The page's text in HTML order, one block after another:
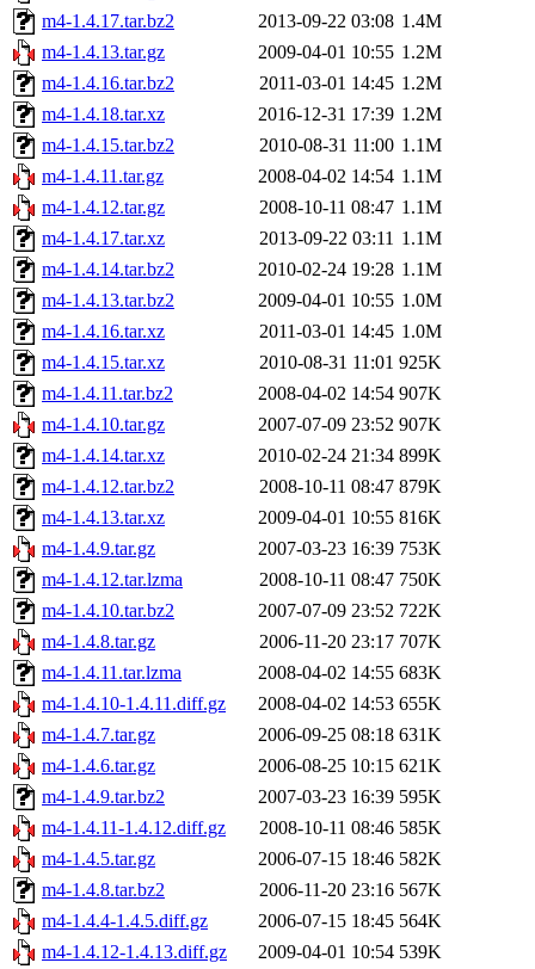
m4-1.4.17.tar.bz2
2013-09-22 03:08 1.4M
m4-1.4.13.tar.gz
2009-04-01 10:55 1.2M
m4-1.4.16.tar.bz2
2011-03-01 14:45 1.2M
m4-1.4.18.tar.xz
2016-12-31 17:39 1.2M
m4-1.4.15.tar.bz2
2010-08-31 11:00 1.1M
m4-1.4.11.tar.gz
2008-04-02 14:54 1.1M
m4-1.4.12.tar.gz
2008-10-11 08:47 1.1M
m4-1.4.17.tar.xz
2013-09-22 03:11 1.1M
m4-1.4.14.tar.bz2
2010-02-24 19:28 1.1M
m4-1.4.13.tar.bz2
2009-04-01 10:55 1.0M
m4-1.4.16.tar.xz
2011-03-01 14:45 1.0M
m4-1.4.15.tar.xz
2010-08-31 11:01 925K
m4-1.4.11.tar.bz2
2008-04-02 14:54 907K
m4-1.4.10.tar.gz
2007-07-09 23:52 907K
m4-1.4.14.tar.xz
2010-02-24 21:34 899K
m4-1.4.12.tar.bz2
2008-10-11 08:47 879K
m4-1.4.13.tar.xz
2009-04-01 10:55 816K
m4-1.4.9.tar.gz
2007-03-23 16:39 753K
m4-1.4.12.tar.lzma
2008-10-11 08:47 750K
m4-1.4.10.tar.bz2
2007-07-09 23:52 722K
m4-1.4.8.tar.gz
2006-11-20 23:17 707K
m4-1.4.11.tar.lzma
2008-04-02 14:55 683K
m4-1.4.10-1.4.11.diff.gz
2008-04-02 14:53 655K
m4-1.4.7.tar.gz
2006-09-25 08:18 631K
m4-1.4.6.tar.gz
2006-08-25 10:15 621K
m4-1.4.9.tar.bz2
2007-03-23 16:39 595K
m4-1.4.11-1.4.12.diff.gz
2008-10-11 08:46 585K
m4-1.4.5.tar.gz
2006-07-15 18:46 582K
m4-1.4.8.tar.bz2
2006-11-20 23:16 567K
m4-1.4.4-1.4.5.diff.gz
2006-07-15 18:45 564K
m4-1.4.12-1.4.13.diff.gz
2009-04-01 10:54 539K